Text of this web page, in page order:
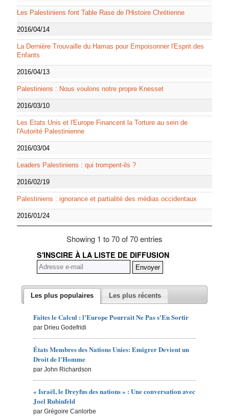
Les Palestiniens font Table Rase de l'Histoire Chrétienne
2016/04/14
La Dernière Trouvaille du Hamas pour Empoisonner l'Esprit des
Enfants
2016/04/13
Palestiniens : Nous voulons notre propre Knesset
2016/03/10
Les Etats Unis et l'Europe Financent la Torture au sein de
l'Autorité Palestinienne
2016/03/04
Leaders Palestiniens : qui trompent-ils ?
2016/02/19
Palestiniens : ignorance et partialité des médias occidentaux
2016/01/24
Showing 1 to 70 of 70 entries
S'INSCIRE À LA LISTE DE DIFFUSION
Les plus populaires Les plus récents
Faites le Calcul : l'Europe Pourrait Ne Pas s'En Sortir
par Drieu Godefridi
États Membres des Nations Unies: Emigrer Devient un
Droit de l'Homme
par John Richardson
« Israël, le Dreyfus des nations » : Une conversation avec
Joel Rubinfeld
par Grégoire Canlorbe